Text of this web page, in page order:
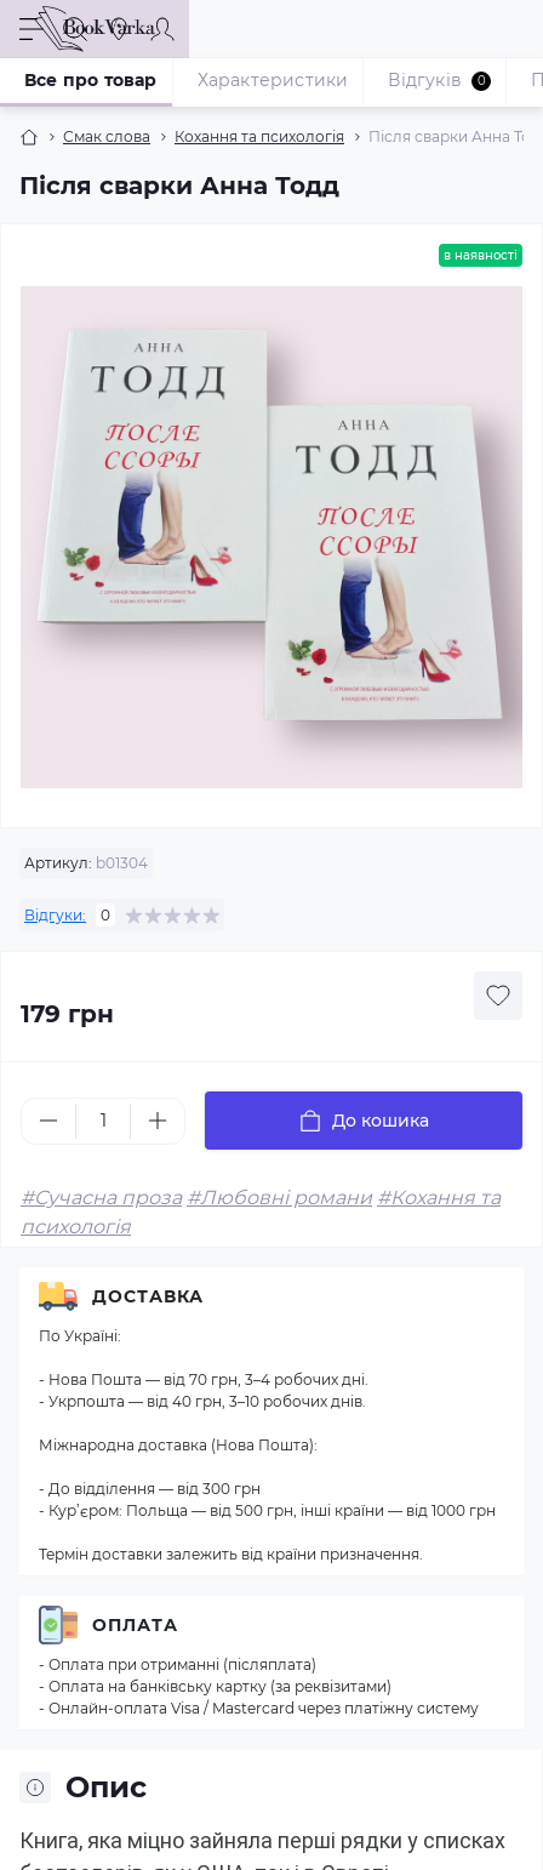
Смак слова Кохання та психологія Після сварки Анна
Після сварки Анна Тодд
Все про товар Характеристики Відгуків 0
в наявності
Артикул: b01304
Відгуки: 0
179 грн
До кошика
#Сучасна проза #Любовні романи #Кохання та
психологія
Опис
Книга, яка міцно зайняла перші рядки у списках
ДОСТАВКА
По Україні:
- Нова Пошта — від 70 грн, 3–4 робочих дні.
- Укрпошта — від 40 грн, 3–10 робочих днів.
Міжнародна доставка (Нова Пошта):
- До відділення — від 300 грн
- Кур’єром: Польща — від 500 грн, інші країни — від 1000 грн
Термін доставки залежить від країни призначення.
ОПЛАТА
- Оплата при отриманні (післяплата)
- Оплата на банківську картку (за реквізитами)
- Онлайн-оплата Visa / Mastercard через платіжну систему